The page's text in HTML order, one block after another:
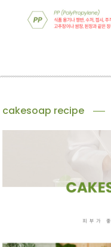
cakesoap recipe